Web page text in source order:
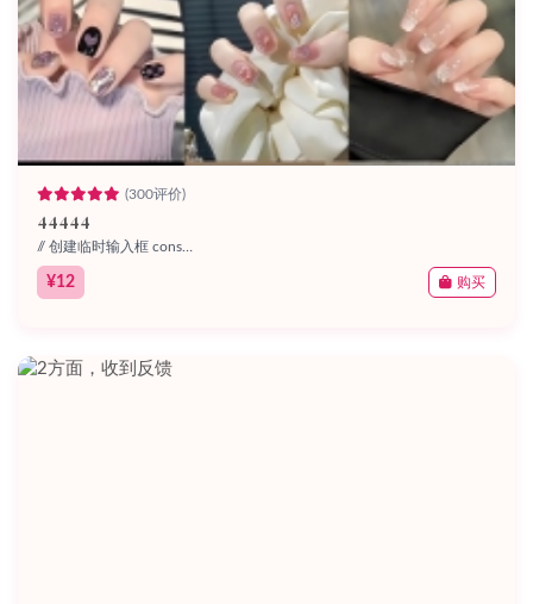
(300评价)
44444
// 创建临时输入框 cons…
¥12 购买